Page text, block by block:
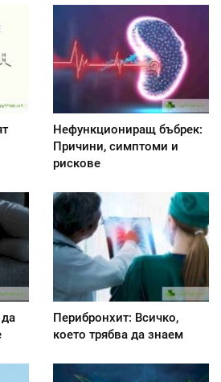
Нефункциониращ бъбрек:
Причини, симптоми и
рискове
Перибронхит: Всичко,
което трябва да знаем